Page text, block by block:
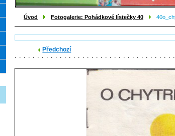
Úvod Fotogalerie: Pohádkové lístečky 40
Předchozí